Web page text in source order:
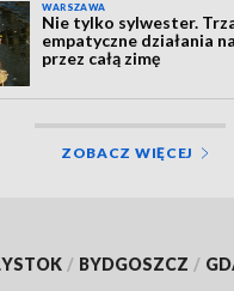
WARSZAWA
Nie tylko sylwester.
empatyczne działania
przez całą zimę
ZOBACZ WIĘCEJ
/ BYDGOSZCZ /